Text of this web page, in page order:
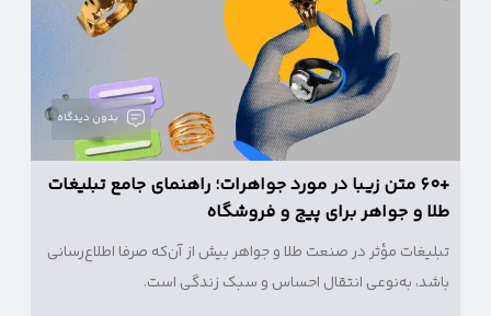
بدون دیدگاه
+۶۰ متن زیبا در مورد جواهرات؛ راهنمای جامع تبلیغات
طلا و جواهر برای پیج و فروشگاه
تبلیغات مؤثر در صنعت طلا و جواهر بیش از آن‌که صرفا اطلاع‌رسانی
باشد، به‌نوعی انتقال احساس و سبک زندگی است.